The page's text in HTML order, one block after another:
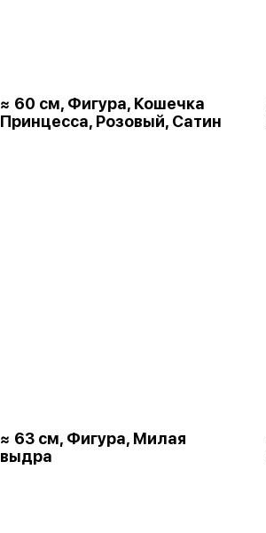
≈ 60 см, Фигура, Кошечка
Принцесса, Розовый, Сатин
≈ 63 см, Фигура, Милая
выдра